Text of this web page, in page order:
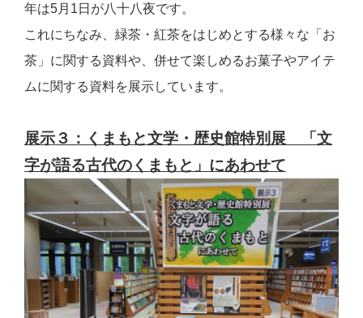
年は5月1日が八十八夜です。
これにちなみ、緑茶・紅茶をはじめとする様々な「お
茶」に関する資料や、併せて楽しめるお菓子やアイテ
ムに関する資料を展示しています。
展示３：くまもと文学・歴史館特別展 「文
字が語る古代のくまもと」にあわせて